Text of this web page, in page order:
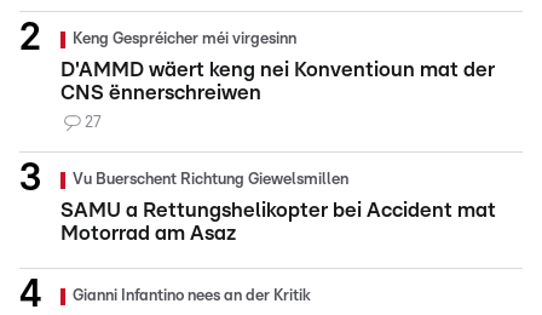
Keng Gespréicher méi virgesinn
D'AMMD wäert keng nei Konventioun mat der
CNS ënnerschreiwen
27
Vu Buerschent Richtung Giewelsmillen
SAMU a Rettungshelikopter bei Accident mat
Motorrad am Asaz
Gianni Infantino nees an der Kritik